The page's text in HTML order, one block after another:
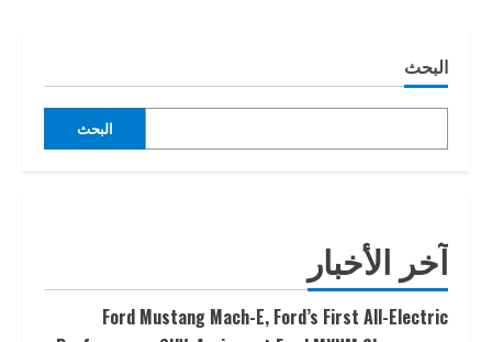
البحث
البحث
آخر الأخبار
Ford Mustang Mach-E, Ford’s First All-Electric